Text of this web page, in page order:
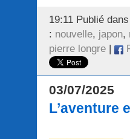
19:11 Publié
: nouvelle, japon,
pierre longre |
03/07/2025
L’aventure